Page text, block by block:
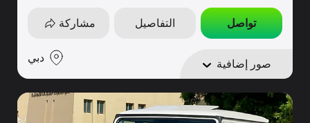
تواصل التفاصيل مشاركة
صور إضافية دبي